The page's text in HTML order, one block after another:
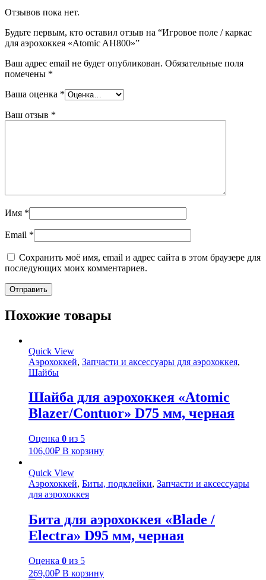
Отзывов пока нет.
Будьте первым, кто оставил отзыв на “Игровое поле / каркас
для аэрохоккея «Atomic AH800»”
Ваш адрес email не будет опубликован. Обязательные поля
помечены *
Ваша оценка *
Ваш отзыв *
Имя *
Email *
Сохранить моё имя, email и адрес сайта в этом браузере для
последующих моих комментариев.
Похожие товары
Quick View
Аэрохоккей, Запчасти и аксессуары для аэрохоккея,
Шайбы
Шайба для аэрохоккея «Atomic
Blazer/Contuor» D75 мм, черная
Оценка 0 из 5
106,00₽ В корзину
Quick View
Аэрохоккей, Биты, подклейки, Запчасти и аксессуары
для аэрохоккея
Бита для аэрохоккея «Blade /
Electra» D95 мм, черная
Оценка 0 из 5
269,00₽ В корзину